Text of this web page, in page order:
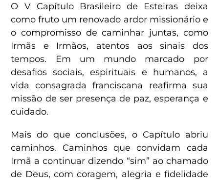
O V Capítulo Brasileiro de Esteiras deixa
como fruto um renovado ardor missionário e
o compromisso de caminhar juntas, como
Irmãs e Irmãos, atentos aos sinais dos
tempos. Em um mundo marcado por
desafios sociais, espirituais e humanos, a
vida consagrada franciscana reafirma sua
missão de ser presença de paz, esperança e
cuidado.
Mais do que conclusões, o Capítulo abriu
caminhos. Caminhos que convidam cada
Irmã a continuar dizendo “sim” ao chamado
de Deus, com coragem, alegria e fidelidade